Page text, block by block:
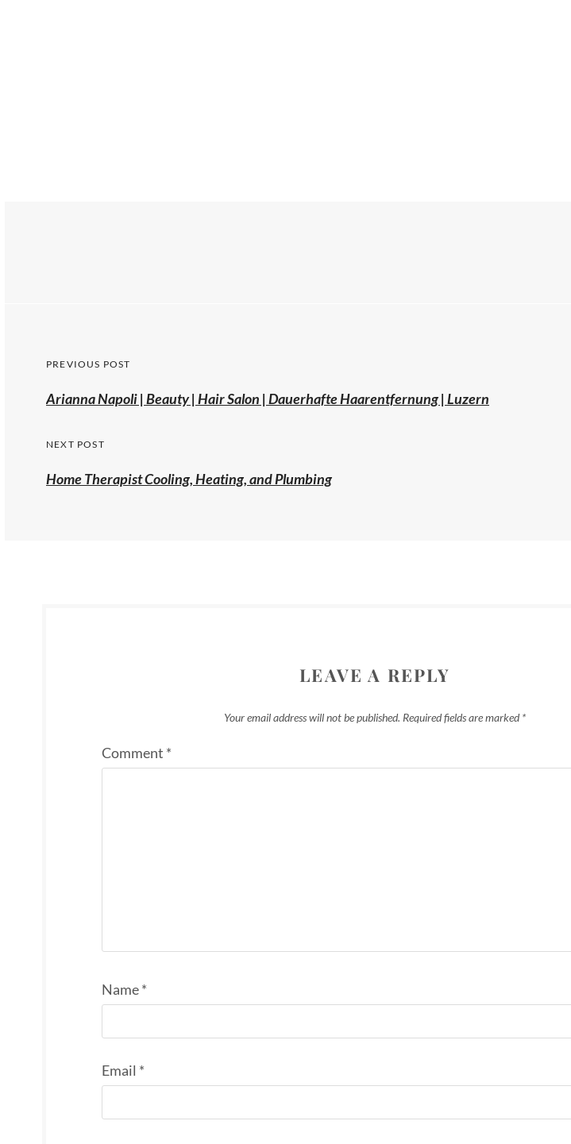
PREVIOUS POST
Arianna Napoli | Beauty | Hair Salon | Dauerhafte Haarentfernung | Luzern
NEXT POST
Home Therapist Cooling, Heating, and Plumbing
LEAVE A REPLY
Your email address will not be published. Required fields are marked*
Comment *
Name*
Email *